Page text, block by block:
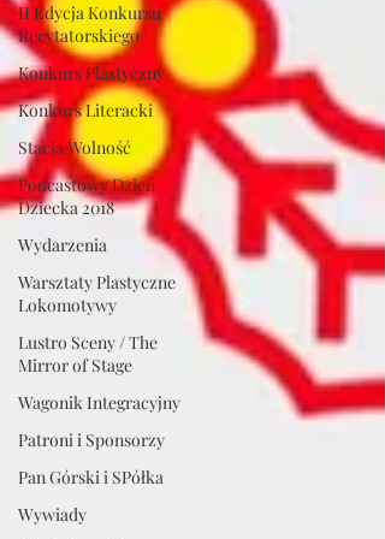
II Edycja Konkursu
Recytatorskiego
Konkurs Plastyczny
Konkurs Literacki
Stacja Wolność
Podcastowy Dzień
Dziecka 2018
Wydarzenia
Warsztaty Plastyczne
Lokomotywy
Lustro Sceny / The
Mirror of Stage
Wagonik Integracyjny
Patroni i Sponsorzy
Pan Górski i SPółka
Wywiady